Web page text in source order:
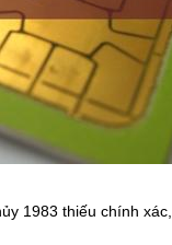
1983 thiếu chính